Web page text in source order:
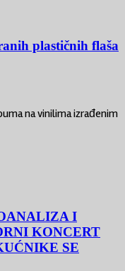
plastičnih flaša
na vinilima izrađenim
I
KONCERT
SE